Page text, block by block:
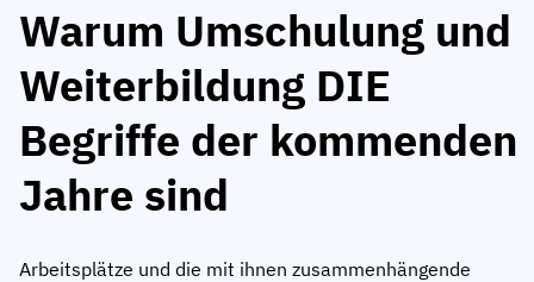
Kompetenzbibliothek
Kompetenzmanagement
KI-Skill-Zusammenführung
Mitarbeiter
Mitarbeiterprofile
Nahrungsmittelbranche
Logistik
Medizinische Fertigung
Alle Branchen anzeigen
Nach Rollen
Rogers
KLM Cargo
Base Logistics
White papers
Partnerprogramm
Webinars
Support
Customer Success
Warum Umschulung und
Weiterbildung DIE
Begriffe der kommenden
Jahre sind
Arbeitsplätze und die mit ihnen zusammenhängende